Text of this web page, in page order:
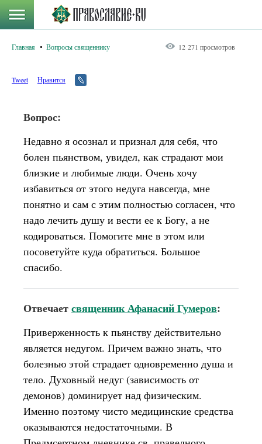
Главная Вопросы священнику 12 271 просмотров
Tweet Нравится
Вопрос:
Недавно я осознал и признал для себя, что
болен пьянством, увидел, как страдают мои
близкие и любимые люди. Очень хочу
избавиться от этого недуга навсегда, мне
понятно и сам с этим полностью согласен, что
надо лечить душу и вести ее к Богу, а не
кодироваться. Помогите мне в этом или
посоветуйте куда обратиться. Большое
спасибо.
Отвечаетсвященник Афанасий Гумеров:
Приверженность к пьянству действительно
является недугом. Причем важно знать, что
болезнью этой страдает одновременно душа и
тело. Духовный недуг (зависимость от
демонов) доминирует над физическим.
Именно поэтому чисто медицинские средства
оказываются недостаточными. В